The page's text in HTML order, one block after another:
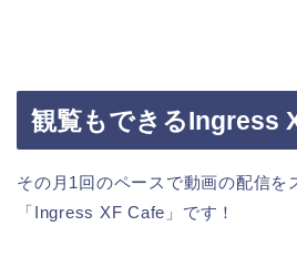
観覧もできるIngress
その月1回のペースで動画の配信を
「Ingress XF Cafe」です！